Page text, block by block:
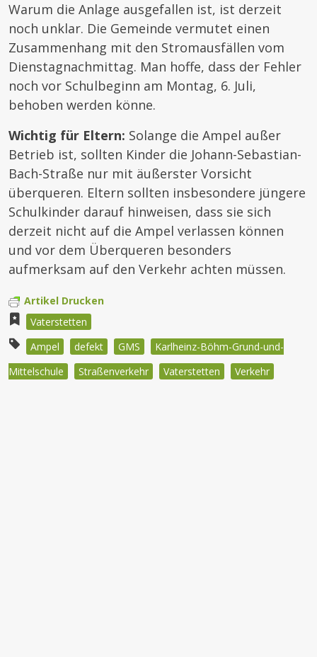
Warum die Anlage ausgefallen ist, ist derzeit
noch unklar. Die Gemeinde vermutet einen
Zusammenhang mit den Stromausfällen vom
Dienstagnachmittag. Man hoffe, dass der Fehler
noch vor Schulbeginn am Montag, 6. Juli,
behoben werden könne.
Wichtig für Eltern: Solange die Ampel außer
Betrieb ist, sollten Kinder die Johann-Sebastian-
Bach-Straße nur mit äußerster Vorsicht
überqueren. Eltern sollten insbesondere jüngere
Schulkinder darauf hinweisen, dass sie sich
derzeit nicht auf die Ampel verlassen können
und vor dem Überqueren besonders
aufmerksam auf den Verkehr achten müssen.
Artikel Drucken
Vaterstetten
Ampel
defekt GMS
Karlheinz-Böhm-Grund-und-
Mittelschule
Straßenverkehr Vaterstetten Verkehr